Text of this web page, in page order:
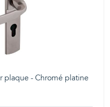
plaque - Chromé platine